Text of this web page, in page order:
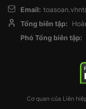
Email:
Tổng biên tập:
Phó Tổng biên tập:
Cơ quan của Liên